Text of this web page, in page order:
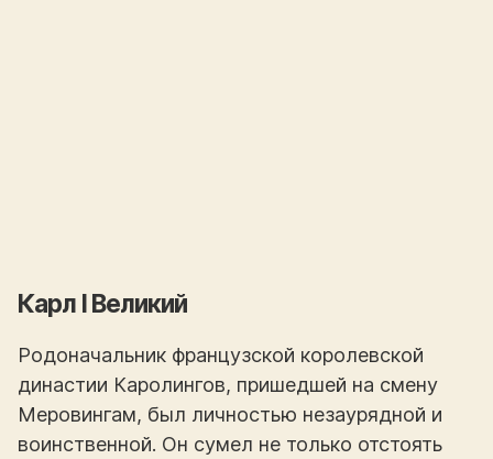
Карл I Великий
Родоначальник французской королевской
династии Каролингов, пришедшей на смену
Меровингам, был личностью незаурядной и
воинственной. Он сумел не только отстоять